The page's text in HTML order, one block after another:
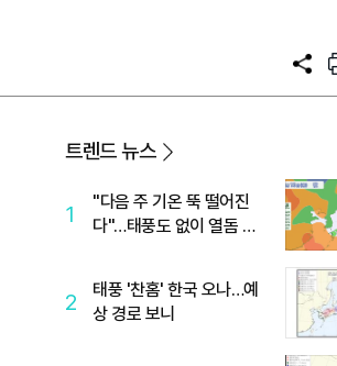
공
트렌드 뉴스
1
"다음 주 기온 뚝 떨어진
다"…태풍도 없이 열돔 박
2
태풍 '찬홈' 한국 오나…예
상 경로 보니